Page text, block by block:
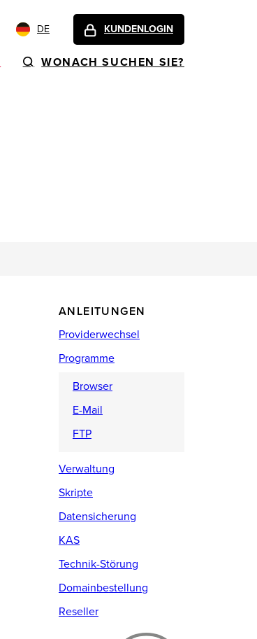
DE KUNDENLOGIN
WONACH SUCHEN SIE?
ANLEITUNGEN
Providerwechsel
Programme
Browser
E-Mail
FTP
Verwaltung
Skripte
Datensicherung
KAS
Technik-Störung
Domainbestellung
Reseller